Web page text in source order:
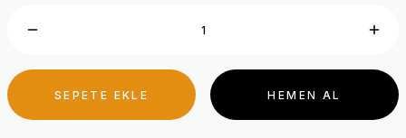
SEPETE EKLE HEMEN AL